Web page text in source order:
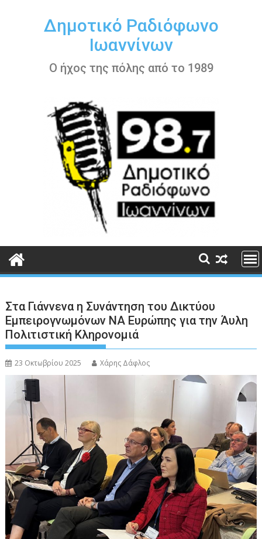
περιεχόμενοΔημοτικό Ραδιόφωνο
Ιωαννίνων
Ο ήχος της πόλης από το 1989
Στα Γιάννενα η Συνάντηση του Δικτύου
Εμπειρογνωμόνων ΝΑ Ευρώπης για την Άυλη
Πολιτιστική Κληρονομιά
23 Οκτωβρίου 2025 Χάρης Δάφλος